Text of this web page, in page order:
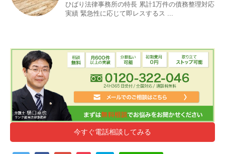
ひばり法律事務所の特長 累計1万件の債務整理対応
実績 緊急性に応じて即レスするス ...
今すぐ電話相談してみる